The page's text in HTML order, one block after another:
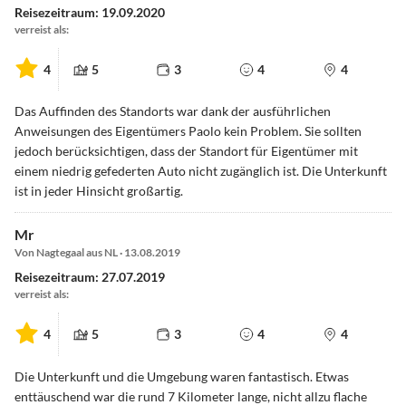
Reisezeitraum: 19.09.2020
verreist als:
4 5 3 4 4
Das Auffinden des Standorts war dank der ausführlichen
Anweisungen des Eigentümers Paolo kein Problem. Sie sollten
jedoch berücksichtigen, dass der Standort für Eigentümer mit
einem niedrig gefederten Auto nicht zugänglich ist. Die Unterkunft
ist in jeder Hinsicht großartig.
Mr
Von Nagtegaal aus NL · 13.08.2019
Reisezeitraum: 27.07.2019
verreist als:
4 5 3 4 4
Die Unterkunft und die Umgebung waren fantastisch. Etwas
enttäuschend war die rund 7 Kilometer lange, nicht allzu flache